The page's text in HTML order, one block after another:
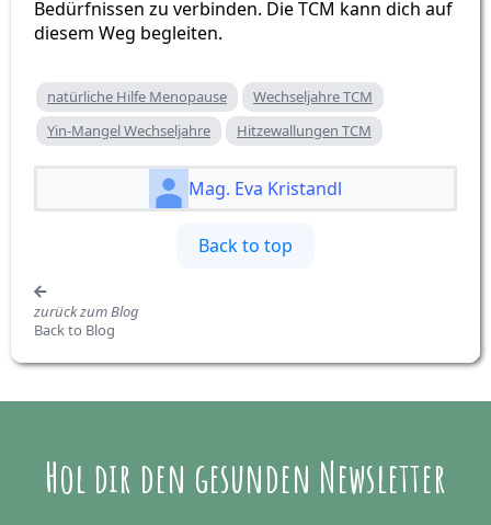
Bedürfnissen zu verbinden. Die TCM kann dich auf
diesem Weg begleiten.
natürliche Hilfe Menopause
Wechseljahre TCM
Yin-Mangel Wechseljahre
Hitzewallungen TCM
Mag. Eva Kristandl
Back to top
Back to Blog
Hol dir den gesunden Newsletter